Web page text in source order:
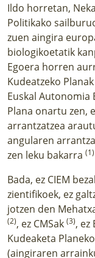
Ildo horretan,
Politikako
zuen aingira
biologikoetatik
Egoera horren
Kudeatzeko
Euskal Autonomia
Plana onartu zen,
arrantzatzea
angularen
zen leku bakarra (1)
Bada, ez CIEM
zientifikoek, ez
jotzen den
(2), ez CMSak (3), ez
Kudeaketa
(aingiraren